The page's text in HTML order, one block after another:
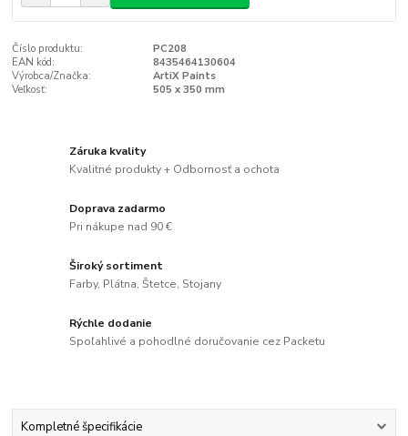
Číslo produktu:
PC208
EAN kód:
8435464130604
Výrobca/Značka:
ArtiX Paints
Veľkosť:
505 x 350 mm
Záruka kvality
Kvalitné produkty + Odbornosť a ochota
Doprava zadarmo
Pri nákupe nad 90 €
Široký sortiment
Farby, Plátna, Štetce, Stojany
Rýchle dodanie
Spoľahlivé a pohodlné doručovanie cez Packetu
Kompletné špecifikácie